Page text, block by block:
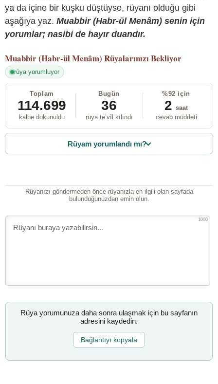
ya da içine bir kuşku düştüyse, rüyanı olduğu gibi
aşağıya yaz. Muabbir (Habr-ül Menâm) senin için
yorumlar; nasibi de hayır duandır.
Muabbir (Habr-ül Menâm) Rüyalarınızı Bekliyor
rüya yorumluyor
Toplam
114.699
kalbe dokunuldu
Bugün
36
rüya te’vîl kılındı
%92 için
2 saat
cevab müddeti
Rüyam yorumlandı mı?
Rüyanızı göndermeden önce rüyanızla en ilgili olan sayfada
bulunduğunuzdan emin olun.
1000
Rüya yorumunuza daha sonra ulaşmak için bu sayfanın
adresini kaydedin.
Bağlantıyı kopyala